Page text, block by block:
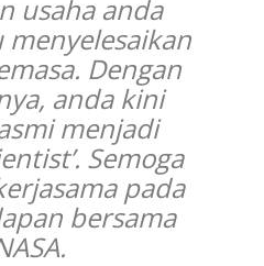
usaha anda
Dengan
anda kini
menjadi
Semoga
pada
bersama